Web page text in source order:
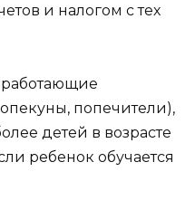
и налогом с тех
попечители),
детей в возрасте
ребенок обучается